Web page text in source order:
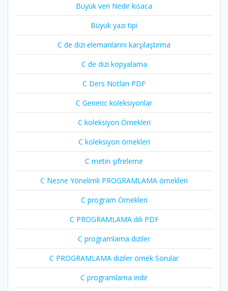
Büyük veri Nedir kısaca
Büyük yazı tipi
C de dizi elemanlarını karşılaştırma
C de dizi kopyalama
C Ders Notları PDF
C Generic koleksiyonlar
C koleksiyon Örnekleri
C koleksiyon örnekleri
C metin şifreleme
C Nesne Yönelimli PROGRAMLAMA örnekleri
C program Örnekleri
C PROGRAMLAMA dili PDF
C programlama diziler
C PROGRAMLAMA diziler örnek Sorular
C programlama indir